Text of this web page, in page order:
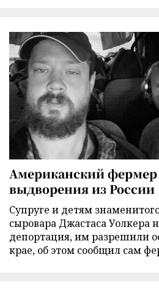
Американский фермер
выдворения из России
Супруге и детям
сыровара Джастаса Уолкера
депортация, им разрешили
крае, об этом сообщил сам